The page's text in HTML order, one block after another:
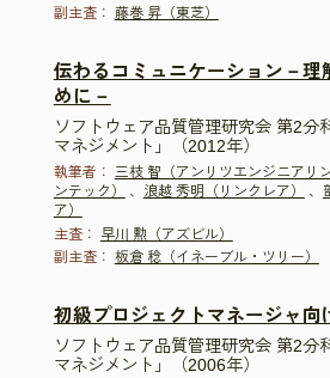
副主査： 藤巻 昇（東芝）
伝わるコミュニケーション－理
めに－
ソフトウェア品質管理研究会 第2分
マネジメント」（2012年）
執筆者： 三枝 智（アンリツエンジニアリン
ンテック）
、 浪越 秀明（リンクレア） 、
ア）
主査：
早川 勲（アズビル）
副主査： 板倉 稔（イネーブル・ツリー）
初級プロジェクトマネージャ向
ソフトウェア品質管理研究会 第2分
マネジメント」（2006年）